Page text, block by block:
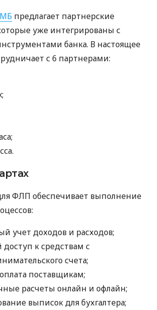
предлагает партнерские
уже интегрированы с
банка. В настоящее
с 6 партнерами:
ФЛП обеспечивает выполнение
учет доходов и расходов;
к средствам с
счета;
поставщикам;
расчеты онлайн и офлайн;
выписок для бухгалтера;